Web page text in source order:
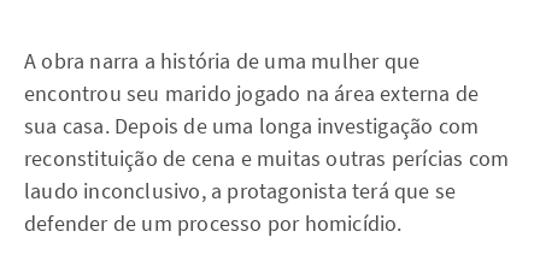
A obra narra a história de uma mulher que
encontrou seu marido jogado na área externa de
sua casa. Depois de uma longa investigação com
reconstituição de cena e muitas outras perícias com
laudo inconclusivo, a protagonista terá que se
defender de um processo por homicídio.